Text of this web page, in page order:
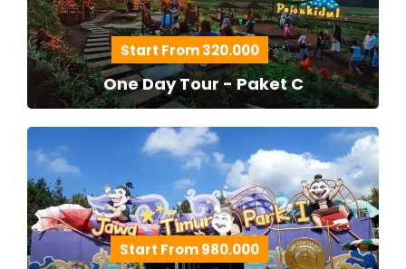
Start From 320.000
One Day Tour - Paket C
Start From 980.000